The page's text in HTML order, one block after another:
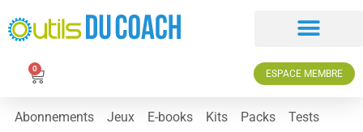
0 ESPACE MEMBRE
Abonnements Jeux E-books Kits Packs
Tests